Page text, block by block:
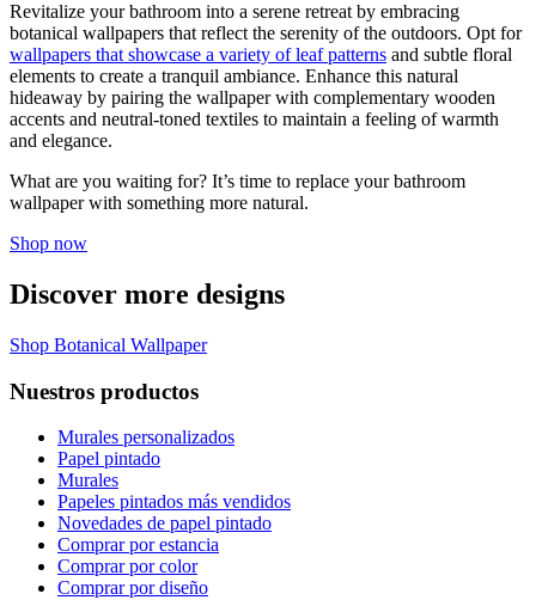
Revitalize your bathroom into a serene retreat by embracing
botanical wallpapers that reflect the serenity of the outdoors. Opt for
wallpapers that showcase a variety of leaf patterns and subtle floral
elements to create a tranquil ambiance. Enhance this natural
hideaway by pairing the wallpaper with complementary wooden
accents and neutral-toned textiles to maintain a feeling of warmth
and elegance.
What are you waiting for? It’s time to replace your bathroom
wallpaper with something more natural.
Shop now
Discover more designs
Shop Botanical Wallpaper
Nuestros productos
Murales personalizados
Papel pintado
Murales
Papeles pintados más vendidos
Novedades de papel pintado
Comprar por estancia
Comprar por color
Comprar por diseño